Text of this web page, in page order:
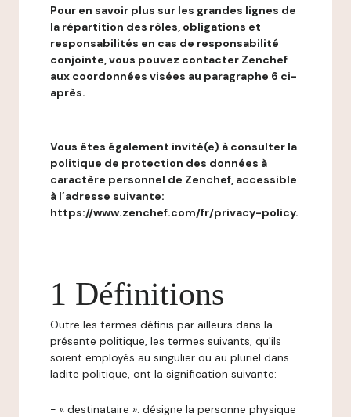
Pour en savoir plus sur les grandes lignes de
la répartition des rôles, obligations et
responsabilités en cas de responsabilité
conjointe, vous pouvez contacter Zenchef
aux coordonnées visées au paragraphe 6 ci-
après.
Vous êtes également invité(e) à consulter la
politique de protection des données à
caractère personnel de Zenchef, accessible
à l’adresse suivante:
https://www.zenchef.com/fr/privacy-policy.
1 Définitions
Outre les termes définis par ailleurs dans la
présente politique, les termes suivants, qu'ils
soient employés au singulier ou au pluriel dans
ladite politique, ont la signification suivante:
- « destinataire »: désigne la personne physique